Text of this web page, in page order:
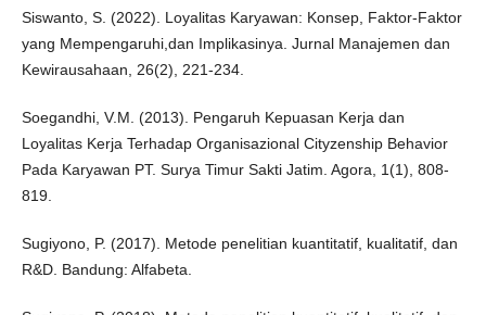
Siswanto, S. (2022). Loyalitas Karyawan: Konsep, Faktor-Faktor
yang Mempengaruhi,dan Implikasinya. Jurnal Manajemen dan
Kewirausahaan, 26(2), 221-234.
Soegandhi, V.M. (2013). Pengaruh Kepuasan Kerja dan
Loyalitas Kerja Terhadap Organisazional Cityzenship Behavior
Pada Karyawan PT. Surya Timur Sakti Jatim. Agora, 1(1), 808-
819.
Sugiyono, P. (2017). Metode penelitian kuantitatif, kualitatif, dan
R&D. Bandung: Alfabeta.